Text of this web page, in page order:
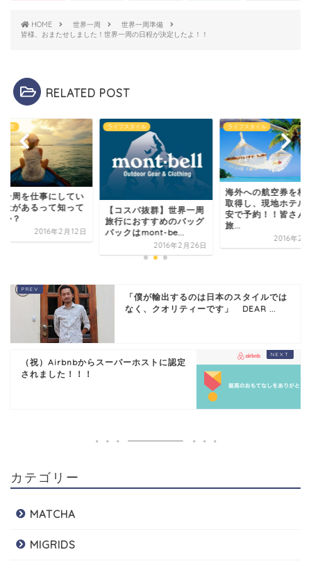
HOME 世界一周
世界一周準備
皆様、おまたせしました！世界一周の日程が決定したよ！！
RELATED POST
運営
一周を仕事にしてい
社があるって知って
か？
2016年2月12日
ライフスタイル
【コスパ抜群】世界一周
旅行におすすめのバッグ
パックはmont-be...
2016年2月26日
ライフスタイル
海外への航空券を格
取得し、現地ホテル
安で予約！！皆さん
旅...
2016年2
「僕が輸出するのは日本のスタイルでは
なく、クオリティーです」 DEAR ...
（祝）Airbnbからスーパーホストに認定
されました！！！
カテゴリー
MATCHA
MIGRIDS